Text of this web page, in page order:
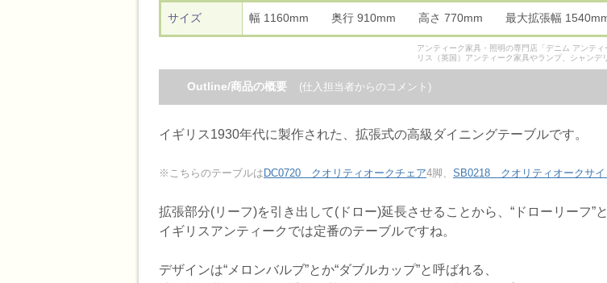
サイズ 幅 1160mm 奥行 910mm 高さ 770mm 最大拡張幅
アンティーク家具・照明の専門店「デニム アンテ
リス（英国）アンティーク家具やランプ、シャン
Outline/商品の概要 (仕入担当者からのコメント)
イギリス1930年代に製作された、拡張式の高級ダイニングテーブルです。
※こちらのテーブルはDC0720 クオリティオークチェア4脚、 SB0218 クオリティオークサイ
拡張部分(リーフ)を引き出して(ドロー)延長させることから、“ドローリーフ”
イギリスアンティークでは定番のテーブルですね。
デザインは“メロンバルブ”とか“ダブルカップ”と呼ばれる、